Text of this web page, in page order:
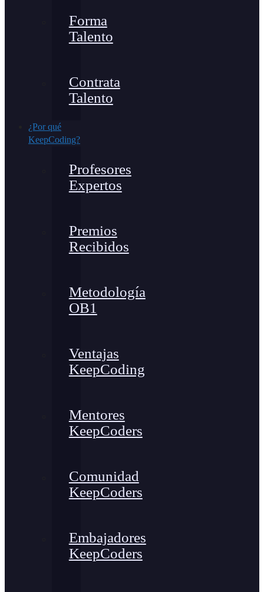
Forma
Talento
Contrata
Talento
¿Por qué
KeepCoding?
Profesores
Expertos
Premios
Recibidos
Metodología
OB1
Ventajas
KeepCoding
Mentores
KeepCoders
Comunidad
KeepCoders
Embajadores
KeepCoders